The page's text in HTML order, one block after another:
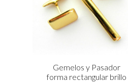
Gemelos y Pasador
forma rectangular brillo